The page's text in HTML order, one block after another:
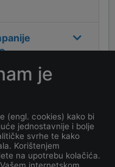
?
je
(engl. cookies) kako bi
jednostavnije i bolje
svrhe te kako
Korištenjem
na upotrebu kolačića.